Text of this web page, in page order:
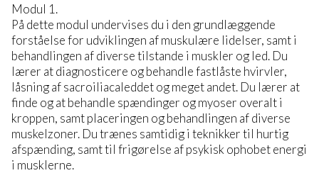
Modul 1.
På dette modul undervises du i den grundlæggende
forståelse for udviklingen af muskulære lidelser, samt i
behandlingen af diverse tilstande i muskler og led. Du
lærer at diagnosticere og behandle fastlåste hvirvler,
låsning af sacroiliacaleddet og meget andet. Du lærer at
finde og at behandle spændinger og myoser overalt i
kroppen, samt placeringen og behandlingen af diverse
muskelzoner. Du trænes samtidig i teknikker til hurtig
afspænding, samt til frigørelse af psykisk ophobet energi
i musklerne.